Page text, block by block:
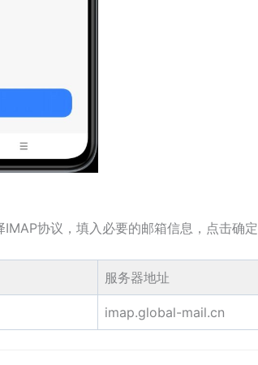
协议，填入必要的邮箱信息，点击确定
服务器地址
imap.global-mail.cn